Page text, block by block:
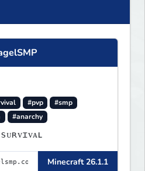
#pvp
#smp
#anarchy
Minecraft 26.1.1